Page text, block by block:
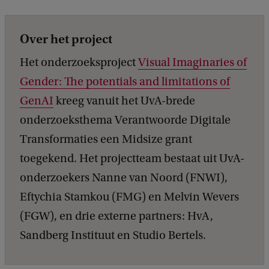
Over het project
Het onderzoeksprojectVisual Imaginaries of
Gender: The potentials and limitations of
GenAI kreeg vanuit het UvA-brede
onderzoeksthema Verantwoorde Digitale
Transformaties een Midsize grant
toegekend. Het projectteam bestaat uit UvA-
onderzoekers Nanne van Noord (FNWI),
Eftychia Stamkou (FMG) en Melvin Wevers
(FGW), en drie externe partners: HvA,
Sandberg Instituut en Studio Bertels.